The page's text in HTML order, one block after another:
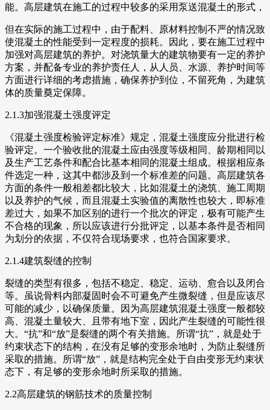
能。高层建筑在施工的过程中较多的采用泵送混凝土的形式，
但在实际的施工过程中，由于配料、原材料控制不严的情况致
使混凝土的性能受到一定程度的损耗。因此，要在施工过程中
加强对高层建筑的养护。对浇筑量大的建筑物要有一定的养护
方案，并配备专业的养护责任人，从人员、水源、养护时间等
方面进行详细的考虑措施，确保养护到位，不留死角，为建筑
体的质量奠定保障。
2.1.3加强混凝土强度评定
《混凝土强度检验评定标准》规定，混凝土强度应分批进行检
验评定。一个验收批的混凝土应由强度等级相同、龄期相同以
及生产工艺条件和配合比基本相同的混凝土组成。根据相应条
件选定一种，这其中都涉及到一个标准差的问题。高层建筑各
方面的条件一般相差都比较大，比如混凝土的浇筑、施工周期
以及养护的气候，而且混凝土实验值的离散性也较大，即标准
差过大，如果不加区别的进行一个批次的评定，极有可能产生
不合格的现象，所以应该进行分批评定，以基本条件是否相同
为划分的依据，不仅符合现场要求，也符合国家要求。
2.1.4建筑裂缝的控制
裂缝的类型有很多，包括不稳定、稳定、运动、愈合以及闭合
等。虽说骨料内部凝固时会不可避免产生微裂缝，但是应该尽
可能的减少，以确保质量。因为高层建筑混凝土强度一般都较
高、混凝土量较大、且带有地下室，因此产生裂缝的可能性很
大。“抗”和“放”是裂缝的两个有关措施。所谓“抗”，就是处于
约束状态下的结构，在没有足够的变形余地时，为防止裂缝所
采取的措施。所谓“放”，就是结构完全处于自由变形无约束状
态下，有足够的变形余地时所采取的措施。
2.2高层建筑的钢筋技术的质量控制